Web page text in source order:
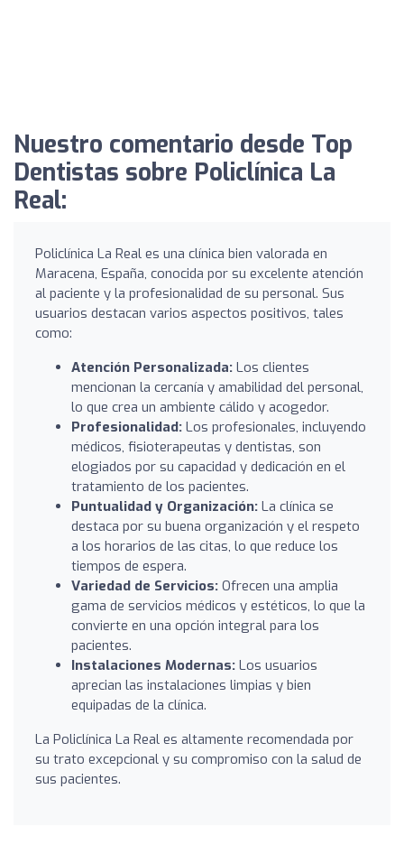
Nuestro comentario desde Top
Dentistas sobre Policlínica La
Real:
Policlínica La Real es una clínica bien valorada en
Maracena, España, conocida por su excelente atención
al paciente y la profesionalidad de su personal. Sus
usuarios destacan varios aspectos positivos, tales
como:
Atención Personalizada: Los clientes
mencionan la cercanía y amabilidad del personal,
lo que crea un ambiente cálido y acogedor.
Profesionalidad: Los profesionales, incluyendo
médicos, fisioterapeutas y dentistas, son
elogiados por su capacidad y dedicación en el
tratamiento de los pacientes.
Puntualidad y Organización: La clínica se
destaca por su buena organización y el respeto
a los horarios de las citas, lo que reduce los
tiempos de espera.
Variedad de Servicios: Ofrecen una amplia
gama de servicios médicos y estéticos, lo que la
convierte en una opción integral para los
pacientes.
Instalaciones Modernas: Los usuarios
aprecian las instalaciones limpias y bien
equipadas de la clínica.
La Policlínica La Real es altamente recomendada por
su trato excepcional y su compromiso con la salud de
sus pacientes.